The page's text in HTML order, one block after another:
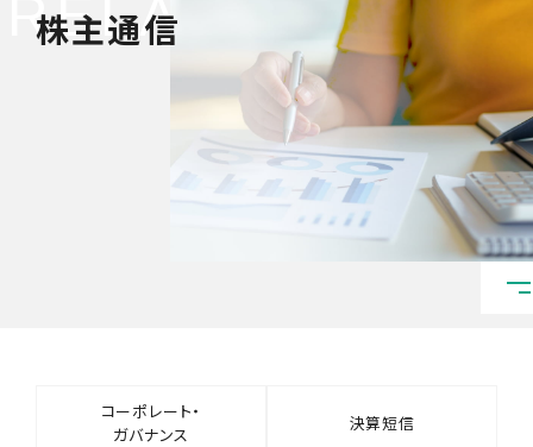
RELATIONS
株主通信
中期経営計画
コーポレート・
ガバナンス
決算短信